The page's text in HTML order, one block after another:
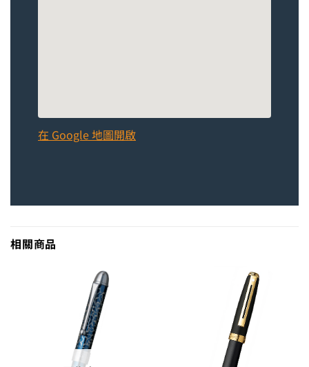
在 Google 地圖開啟
相關商品